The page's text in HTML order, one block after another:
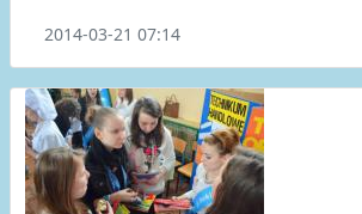
2014-03-21 07:14